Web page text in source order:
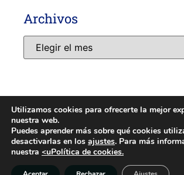
Archivos
AVISO LEGAL POLÍTICA DE
MEDIOAMBIENTE
Utilizamos cookies para ofrecerte la mejor
nuestra web.
Puedes aprender más sobre qué cookies
desactivarlas en los ajustes. Para más
nuestra <uPolítica de cookies.